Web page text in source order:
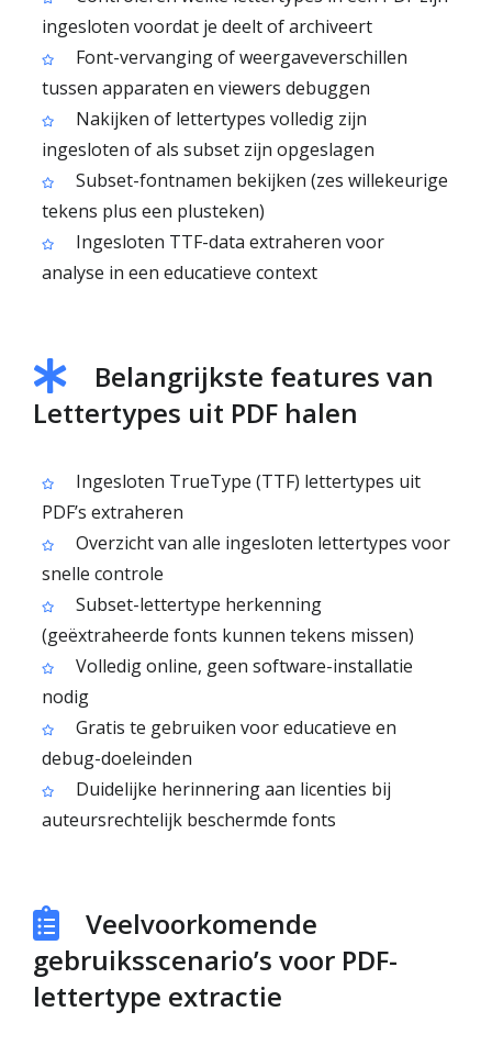
ingesloten voordat je deelt of archiveert
Font-vervanging of weergaveverschillen
tussen apparaten en viewers debuggen
Nakijken of lettertypes volledig zijn
ingesloten of als subset zijn opgeslagen
Subset-fontnamen bekijken (zes willekeurige
tekens plus een plusteken)
Ingesloten TTF-data extraheren voor
analyse in een educatieve context
Belangrijkste features van
Lettertypes uit PDF halen
Ingesloten TrueType (TTF) lettertypes uit
PDF’s extraheren
Overzicht van alle ingesloten lettertypes voor
snelle controle
Subset-lettertype herkenning
(geëxtraheerde fonts kunnen tekens missen)
Volledig online, geen software-installatie
nodig
Gratis te gebruiken voor educatieve en
debug-doeleinden
Duidelijke herinnering aan licenties bij
auteursrechtelijk beschermde fonts
Veelvoorkomende
gebruiksscenario’s voor PDF-
lettertype extractie